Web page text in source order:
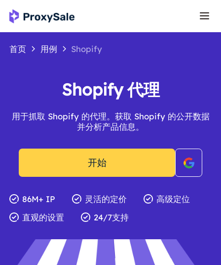
首页 用例 Shopify
Shopify 代理
用于抓取 Shopify 的代理。获取 Shopify 的公开数据
并分析产品信息。
开始
86M+ IP 灵活的定价
高级定位
直观的设置
24/7支持